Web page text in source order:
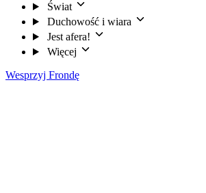
Świat
Duchowość i wiara
Jest afera!
Więcej
Wesprzyj Frondę